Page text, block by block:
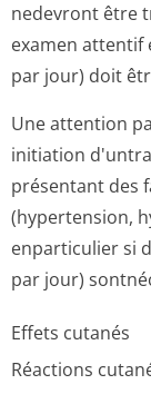
nedevront être
examen attentif
par jour) doit
Une attention
initiation
présentant des
(hypertension,
enparticulier si
par jour)
Effets cutanés
Réactions